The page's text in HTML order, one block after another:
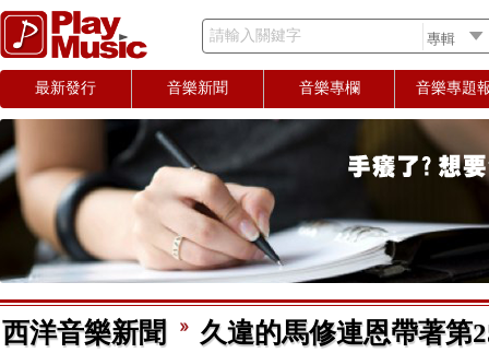
請輸入關鍵字
最新發行 音樂新聞 音樂專欄 音樂專題
西洋音樂新聞
久違的馬修連恩帶著第